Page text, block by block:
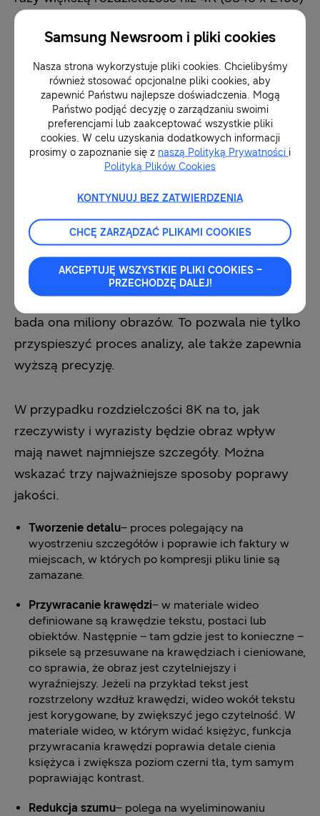
oraz 16 razy więcej niż Full HD (1920 x 1080).
Przy tak precyzyjnym wyświetlaniu obrazu
każdy piksel ma znaczenie. Im dokładniej
zostanie odwzorowany, tym więcej realizmu
zobaczą na ekranie widzowie.
Jakie elementy obrazu poprawia AI?
Stosowane są różne techniki poprawy jakości
obrazu. W wielu przypadkach to człowiek jest
odpowiedzialny za wprowadzenie danych
„wejściowych”. To, co wyróżnia technologię
sztucznej inteligencji Samsung, to fakt, że
wykorzystując uczenie maszynowe samodzielnie
bada ona miliony obrazów. To pozwala nie tylko
przyspieszyć proces analizy, ale także zapewnia
wyższą precyzję.
W przypadku rozdzielczości 8K na to, jak
rzeczywisty i wyrazisty będzie obraz wpływ
mają nawet najmniejsze szczegóły. Można
wskazać trzy najważniejsze sposoby poprawy
jakości.
Tworzenie detalu– proces polegający na
wyostrzeniu szczegółów i poprawie ich faktury w
miejscach, w których po kompresji pliku linie są
zamazane.
Przywracanie krawędzi– w materiale wideo
definiowane są krawędzie tekstu, postaci lub
obiektów. Następnie – tam gdzie jest to konieczne –
piksele są przesuwane na krawędziach i cieniowane,
co sprawia, że obraz jest czytelniejszy i
wyraźniejszy. Jeżeli na przykład tekst jest
rozstrzelony wzdłuż krawędzi, wideo wokół tekstu
jest korygowane, by zwiększyć jego czytelność. W
materiale wideo, w którym widać księżyc, funkcja
przywracania krawędzi poprawia detale cienia
księżyca i zwiększa poziom czerni tła, tym samym
poprawiając kontrast.
Redukcja szumu– polega na wyeliminowaniu
Samsung Newsroom i pliki cookies
Nasza strona wykorzystuje pliki cookies. Chcielibyśmy
również stosować opcjonalne pliki cookies, aby
zapewnić Państwu najlepsze doświadczenia. Mogą
Państwo podjąć decyzję o zarządzaniu swoimi
preferencjami lub zaakceptować wszystkie pliki
cookies. W celu uzyskania dodatkowych informacji
prosimy o zapoznanie się z naszą Polityką Prywatności i
Polityką Plików Cookies
KONTYNUUJ BEZ ZATWIERDZENIA
CHCĘ ZARZĄDZAĆ PLIKAMI COOKIES
AKCEPTUJĘ WSZYSTKIE PLIKI COOKIES –
PRZECHODZĘ DALEJ!